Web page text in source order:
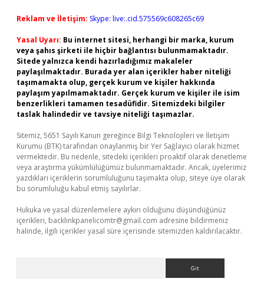
Reklam ve İletişim: Skype: live:.cid.575569c608265c69
Yasal Uyarı: Bu internet sitesi, herhangi bir marka, kurum
veya şahıs şirketi ile hiçbir bağlantısı bulunmamaktadır.
Sitede yalnızca kendi hazırladığımız makaleler
paylaşılmaktadır. Burada yer alan içerikler haber niteliği
taşımamakta olup, gerçek kurum ve kişiler hakkında
paylaşım yapılmamaktadır. Gerçek kurum ve kişiler ile isim
benzerlikleri tamamen tesadüfidir. Sitemizdeki bilgiler
taslak halindedir ve tavsiye niteliği taşımazlar.
Sitemiz, 5651 Sayılı Kanun gereğince Bilgi Teknolojileri ve İletişim
Kurumu (BTK) tarafından onaylanmış bir Yer Sağlayıcı olarak hizmet
vermektedir. Bu nedenle, sitedeki içerikleri proaktif olarak denetleme
veya araştırma yükümlülüğümüz bulunmamaktadır. Ancak, üyelerimiz
yazdıkları içeriklerin sorumluluğunu taşımakta olup, siteye üye olarak
bu sorumluluğu kabul etmiş sayılırlar.
Hukuka ve yasal düzenlemelere aykırı olduğunu düşündüğünüz
içerikleri, backlinkpanelicomtr@gmail.com adresine bildirmeniz
halinde, ilgili içerikler yasal süre içerisinde sitemizden kaldırılacaktır.